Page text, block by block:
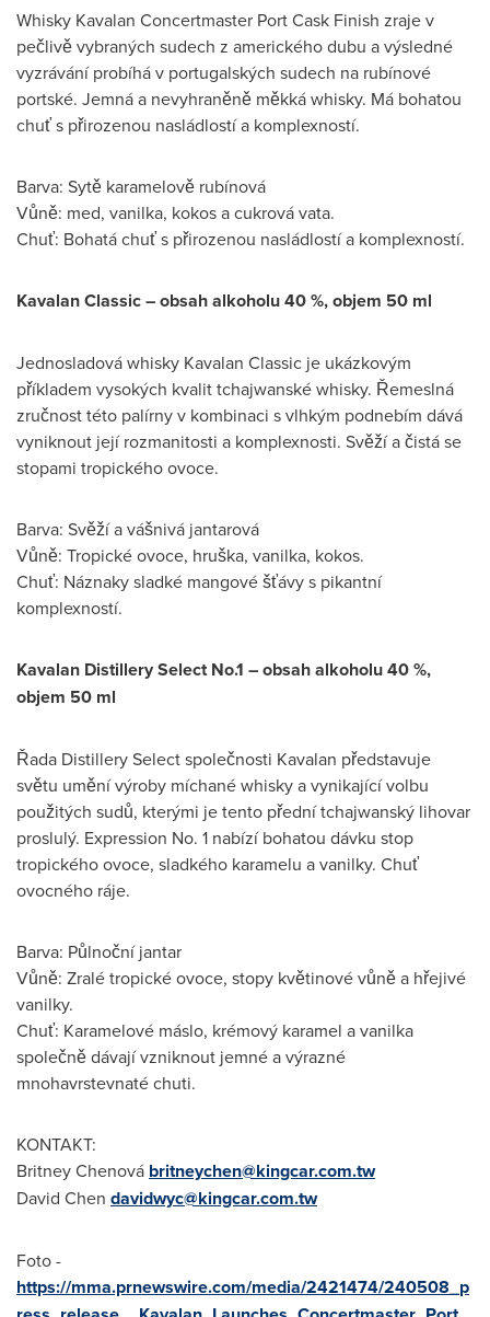
Whisky Kavalan Concertmaster Port Cask Finish zraje v
pečlivě vybraných sudech z amerického dubu a výsledné
vyzrávání probíhá v portugalských sudech na rubínové
portské. Jemná a nevyhraněně měkká whisky. Má bohatou
chuť s přirozenou nasládlostí a komplexností.
Barva: Sytě karamelově rubínová
Vůně: med, vanilka, kokos a cukrová vata.
Chuť: Bohatá chuť s přirozenou nasládlostí a komplexností.
Kavalan Classic – obsah alkoholu 40 %, objem 50 ml
Jednosladová whisky Kavalan Classic je ukázkovým
příkladem vysokých kvalit tchajwanské whisky. Řemeslná
zručnost této palírny v kombinaci s vlhkým podnebím dává
vyniknout její rozmanitosti a komplexnosti. Svěží a čistá se
stopami tropického ovoce.
Barva: Svěží a vášnivá jantarová
Vůně: Tropické ovoce, hruška, vanilka, kokos.
Chuť: Náznaky sladké mangové šťávy s pikantní
komplexností.
Kavalan Distillery Select No.1 – obsah alkoholu 40 %,
objem 50 ml
Řada Distillery Select společnosti Kavalan představuje
světu umění výroby míchané whisky a vynikající volbu
použitých sudů, kterými je tento přední tchajwanský lihovar
proslulý. Expression No. 1 nabízí bohatou dávku stop
tropického ovoce, sladkého karamelu a vanilky. Chuť
ovocného ráje.
Barva: Půlnoční jantar
Vůně: Zralé tropické ovoce, stopy květinové vůně a hřejivé
vanilky.
Chuť: Karamelové máslo, krémový karamel a vanilka
společně dávají vzniknout jemné a výrazné
mnohavrstevnaté chuti.
KONTAKT:
Britney Chenová britneychen@kingcar.com.tw
David Chen davidwyc@kingcar.com.tw
Foto -
https://mma.prnewswire.com/media/2421474/240508_p